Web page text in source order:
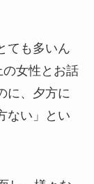
ても多いん
女性とお話
に、夕方に
ない」とい